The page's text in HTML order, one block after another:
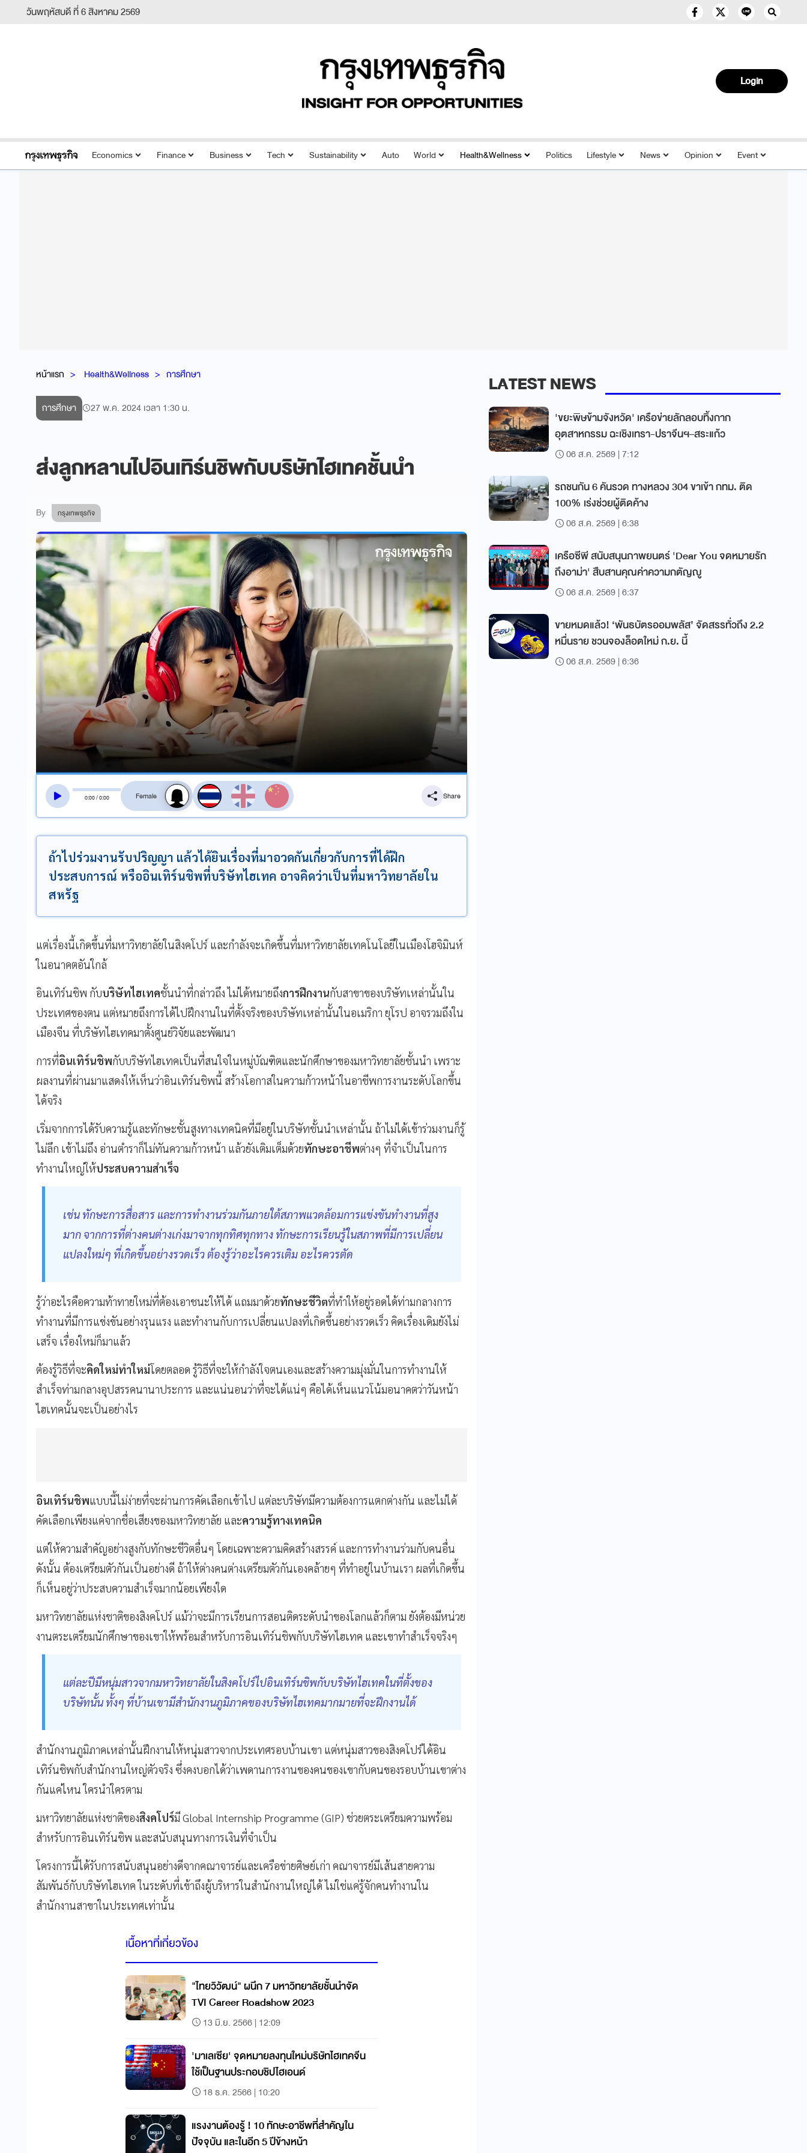
วันพฤหัสบดี ที่ 6 สิงหาคม 2569
Login
Economics Finance Business Tech Sustainability Auto World Health&Wellness Politics Lifestyle News Opinion Event
หน้าแรก Health&Wellness การศึกษา
การศึกษา 27 พ.ค. 2024 เวลา 1:30 น.
ส่งลูกหลานไปอินเทิร์นชิพกับบริษัทไฮเทคชั้นนำ
By กรุงเทพธุรกิจ
0:00/0:00
สลับเสียงอ่าน
Share
ถ้าไปร่วมงานรับปริญญา แล้วได้ยินเรื่องที่มาอวดกันเกี่ยวกับการที่ได้ฝึก
ประสบการณ์ หรืออินเทิร์นชิพที่บริษัทไฮเทค อาจคิดว่าเป็นที่มหาวิทยาลัยใน
สหรัฐ
แต่เรื่องนี้เกิดขึ้นที่มหาวิทยาลัยในสิงคโปร์ และกำลังจะเกิดขึ้นที่มหาวิทยาลัยเทคโนโลยีในเมืองโฮจิมินห์
ในอนาคตอันใกล้
อินเทิร์นชิพ กับบริษัทไฮเทคชั้นนำที่กล่าวถึง ไม่ได้หมายถึงการฝึกงานกับสาขาของบริษัทเหล่านั้นใน
ประเทศของตน แต่หมายถึงการได้ไปฝึกงานในที่ตั้งจริงของบริษัทเหล่านั้นในอเมริกา ยุโรป อาจรวมถึงใน
เมืองจีน ที่บริษัทไฮเทคมาตั้งศูนย์วิจัยและพัฒนา
การที่อินเทิร์นชิพกับบริษัทไฮเทคเป็นที่สนใจในหมู่บัณฑิตและนักศึกษาของมหาวิทยาลัยชั้นนำ เพราะ
ผลงานที่ผ่านมาแสดงให้เห็นว่าอินเทิร์นชิพนี้ สร้างโอกาสในความก้าวหน้าในอาชีพการงานระดับโลกขึ้น
ได้จริง
เริ่มจากการได้รับความรู้และทักษะชั้นสูงทางเทคนิคที่มีอยู่ในบริษัทชั้นนำเหล่านั้น ถ้าไม่ได้เข้าร่วมงานก็รู้
ไม่ลึก เข้าไม่ถึง อ่านตำราก็ไม่ทันความก้าวหน้า แล้วยังเติมเต็มด้วยทักษะอาชีพต่างๆ ที่จำเป็นในการ
ทำงานใหญ่ให้ประสบความสำเร็จ
เช่น ทักษะการสื่อสาร และการทำงานร่วมกันภายใต้สภาพแวดล้อมการแข่งขันทำงานที่สูง
มาก จากการที่ต่างคนต่างเก่งมาจากทุกทิศทุกทาง ทักษะการเรียนรู้ในสภาพที่มีการเปลี่ยน
แปลงใหม่ๆ ที่เกิดขึ้นอย่างรวดเร็ว ต้องรู้ว่าอะไรควรเติม อะไรควรตัด
รู้ว่าอะไรคือความท้าทายใหม่ที่ต้องเอาชนะให้ได้ แถมมาด้วยทักษะชีวิตที่ทำให้อยู่รอดได้ท่ามกลางการ
ทำงานที่มีการแข่งขันอย่างรุนแรง และทำงานกับการเปลี่ยนแปลงที่เกิดขึ้นอย่างรวดเร็ว คิดเรื่องเดิมยังไม่
เสร็จ เรื่องใหม่ก็มาแล้ว
ต้องรู้วิธีที่จะคิดใหม่ทำใหม่โดยตลอด รู้วิธีที่จะให้กำลังใจตนเองและสร้างความมุ่งมั่นในการทำงานให้
สำเร็จท่ามกลางอุปสรรคนานาประการ และแน่นอนว่าที่จะได้แน่ๆ คือได้เห็นแนวโน้มอนาคตว่าวันหน้า
ไฮเทคนั้นจะเป็นอย่างไร
อินเทิร์นชิพแบบนี้ไม่ง่ายที่จะผ่านการคัดเลือกเข้าไป แต่ละบริษัทมีความต้องการแตกต่างกัน และไม่ได้
คัดเลือกเพียงแค่จากชื่อเสียงของมหาวิทยาลัย และความรู้ทางเทคนิค
แต่ให้ความสำคัญอย่างสูงกับทักษะชีวิตอื่นๆ โดยเฉพาะความคิดสร้างสรรค์ และการทำงานร่วมกับคนอื่น
ดังนั้น ต้องเตรียมตัวกันเป็นอย่างดี ถ้าให้ต่างคนต่างเตรียมตัวกันเองคล้ายๆ ที่ทำอยู่ในบ้านเรา ผลที่เกิดขึ้น
ก็เห็นอยู่ว่าประสบความสำเร็จมากน้อยเพียงใด
มหาวิทยาลัยแห่งชาติของสิงคโปร์ แม้ว่าจะมีการเรียนการสอนติดระดับนำของโลกแล้วก็ตาม ยังต้องมีหน่วย
งานตระเตรียมนักศึกษาของเขาให้พร้อมสำหรับการอินเทิร์นชิพกับบริษัทไฮเทค และเขาทำสำเร็จจริงๆ
แต่ละปีมีหนุ่มสาวจากมหาวิทยาลัยในสิงคโปร์ไปอินเทิร์นชิพกับบริษัทไฮเทคในที่ตั้งของ
บริษัทนั้น ทั้งๆ ที่บ้านเขามีสำนักงานภูมิภาคของบริษัทไฮเทคมากมายที่จะฝึกงานได้
สำนักงานภูมิภาคเหล่านั้นฝึกงานให้หนุ่มสาวจากประเทศรอบบ้านเขา แต่หนุ่มสาวของสิงคโปร์ได้อิน
เทิร์นชิพกับสำนักงานใหญ่ตัวจริง ซึ่งคงบอกได้ว่าเพดานการงานของคนของเขากับคนของรอบบ้านเขาต่าง
กันแค่ไหน ใครนำใครตาม
มหาวิทยาลัยแห่งชาติของสิงคโปร์มี Global Internship Programme (GIP) ช่วยตระเตรียมความพร้อม
สำหรับการอินเทิร์นชิพ และสนับสนุนทางการเงินที่จำเป็น
โครงการนี้ได้รับการสนับสนุนอย่างดีจากคณาจารย์และเครือข่ายศิษย์เก่า คณาจารย์มีเส้นสายความ
สัมพันธ์กับบริษัทไฮเทค ในระดับที่เข้าถึงผู้บริหารในสำนักงานใหญ่ได้ ไม่ใช่แค่รู้จักคนทำงานใน
สำนักงานสาขาในประเทศเท่านั้น
เนื้อหาที่เกี่ยวข้อง
"ไทยวิวัฒน์" ผนึก 7 มหาวิทยาลัยชั้นนำจัด
TVI Career Roadshow 2023
13 มิ.ย. 2566 | 12:09
'มาเลเซีย' จุดหมายลงทุนใหม่บริษัทไฮเทคจีน
ใช้เป็นฐานประกอบชิปไฮเอนด์
18 ธ.ค. 2566 | 10:20
แรงงานต้องรู้ ! 10 ทักษะอาชีพที่สำคัญใน
ปัจจุบัน และในอีก 5 ปีข้างหน้า
LATEST NEWS
'ขยะพิษข้ามจังหวัด' เครือข่ายลักลอบทิ้งกาก
อุตสาหกรรม ฉะเชิงเทรา-ปราจีนฯ–สระแก้ว
06 ส.ค. 2569 | 7:12
รถชนกัน 6 คันรวด ทางหลวง 304 ขาเข้า กทม. ติด
100% เร่งช่วยผู้ติดค้าง
06 ส.ค. 2569 | 6:38
เครือซีพี สนับสนุนภาพยนตร์ 'Dear You จดหมายรัก
ถึงอาม่า' สืบสานคุณค่าความกตัญญู
06 ส.ค. 2569 | 6:37
ขายหมดแล้ว! ‘พันธบัตรออมพลัส’ จัดสรรทั่วถึง 2.2
หมื่นราย ชวนจองล็อตใหม่ ก.ย. นี้
06 ส.ค. 2569 | 6:36